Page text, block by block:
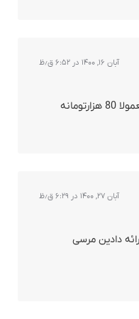
آبان ۱۶, ۱۴۰۰ در ۶:۵۲ ق٫ظ
آبان ۲۷, ۱۴۰۰ در ۶:۲۹ ق٫ظ
دادین مرسی